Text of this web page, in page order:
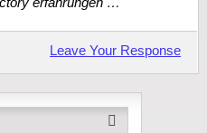
Leave Your Response